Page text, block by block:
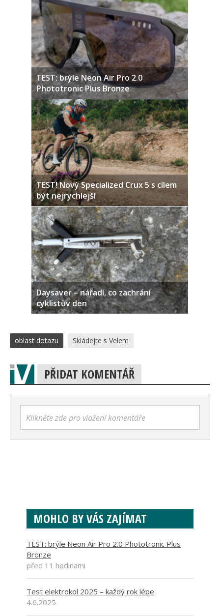
TEST: brýle Neon Air Pro 2.0
Phototronic Plus Bronze
TEST! Nový Specialized Crux 5 s cílem
být nejrychlejší
Daysaver – nářadí, co zachrání
cyklistův den
oblast dotazu Skládejte s Velem
PŘIDAT KOMENTÁŘ
Klikněte zde pro vložení komentáře
MOHLO BY VÁS ZAJÍMAT
TEST: brýle Neon Air Pro 2.0 Phototronic Plus
Bronze
před 11 hodinami
Test elektrokol 2025 – každý rok lépe
4.6.2025